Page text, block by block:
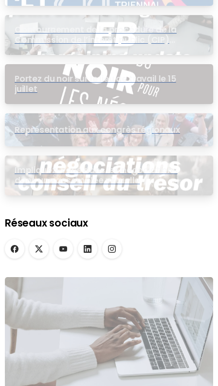
Contournement de la procédure de la
Commission de l’intérêt public (CIP)
pour le groupe EB
Portez du noir sur le lieu de travail le 15
juillet
Représentation aux congrès régionaux
Impliquez-vous dans les négociations
dans une assemblée virtuelle
Réseaux sociaux